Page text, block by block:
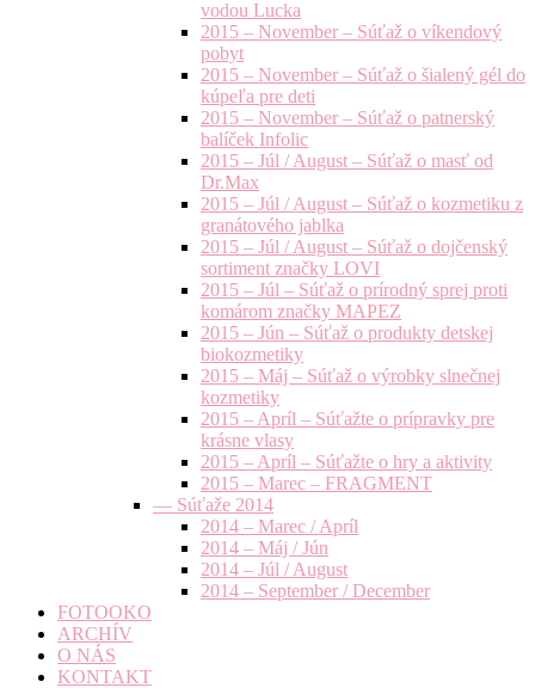
vodou Lucka
2015 – November – Súťaž o víkendový
pobyt
2015 – November – Súťaž o šialený gél do
kúpeľa pre deti
2015 – November – Súťaž o patnerský
balíček Infolic
2015 – Júl / August – Súťaž o masť od
Dr.Max
2015 – Júl / August – Súťaž o kozmetiku z
granátového jablka
2015 – Júl / August – Súťaž o dojčenský
sortiment značky LOVI
2015 – Júl – Súťaž o prírodný sprej proti
komárom značky MAPEZ
2015 – Jún – Súťaž o produkty detskej
biokozmetiky
2015 – Máj – Súťaž o výrobky slnečnej
kozmetiky
2015 – Apríl – Súťažte o prípravky pre
krásne vlasy
2015 – Apríl – Súťažte o hry a aktivity
2015 – Marec – FRAGMENT
— Súťaže 2014
2014 – Marec / Apríl
2014 – Máj / Jún
2014 – Júl / August
2014 – September / December
FOTOOKO
ARCHÍV
O NÁS
KONTAKT